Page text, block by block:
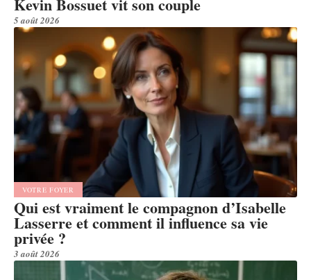
Kevin Bossuet vit son couple
5 août 2026
VOTRE FOYER
Qui est vraiment le compagnon d’Isabelle
Lasserre et comment il influence sa vie
privée ?
3 août 2026